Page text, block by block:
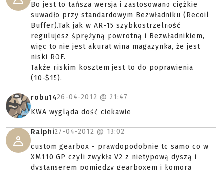
Bo jest to tańsza wersja i zastosowano ciężkie
suwadło przy standardowym Bezwładniku (Recoil
Buffer).Tak jak w AR-15 szybkostrzelność
regulujesz śprężyną powrotną i Bezwładnikiem,
więc to nie jest akurat wina magazynka, że jest
niski ROF.
Także niskim kosztem jest to do poprawienia
(10-$15).
robu1426-04-2012 @ 21:47
KWA wygląda dość ciekawie
Ralphi27-04-2012 @ 13:02
custom gearbox - prawdopodobnie to samo co w
XM110 GP czyli zwykła V2 z nietypową dyszą i
dystanserem pomiędzy gearboxem i komorą